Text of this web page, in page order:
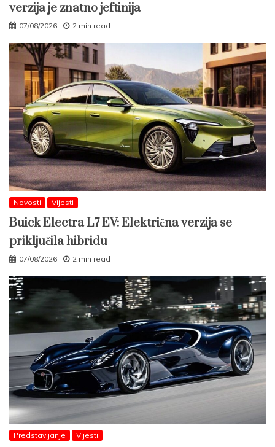
verzija je znatno jeftinija
07/08/2026 2 min read
Novosti Vijesti
Buick Electra L7 EV: Električna verzija se
priključila hibridu
07/08/2026 2 min read
Predstavljanje Vijesti